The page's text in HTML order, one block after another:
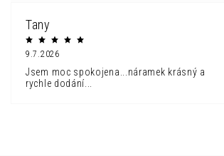
Tany
9.7.2026
Jsem moc spokojena...náramek krásný a
rychle dodání...